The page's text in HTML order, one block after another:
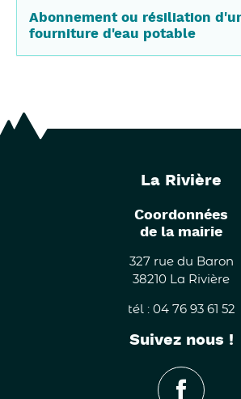
Abonnement ou résiliation
fourniture d'eau potable
La Rivière
Coordonnées
de la mairie
327 rue du Baron
38210 La Rivière
tél : 04 76 93 61 52
Suivez nous !